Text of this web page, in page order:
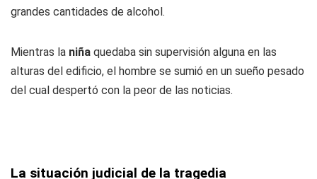
grandes cantidades de alcohol.
Mientras la niña quedaba sin supervisión alguna en las
alturas del edificio, el hombre se sumió en un sueño pesado
del cual despertó con la peor de las noticias.
La situación judicial de la tragedia